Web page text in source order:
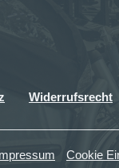
Widerrufsrecht
Cookie